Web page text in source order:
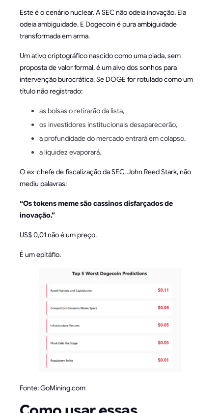
Este é o cenário nuclear. A SEC não odeia inovação. Ela
odeia ambiguidade. E Dogecoin é pura ambiguidade
transformada em arma.
Um ativo criptográfico nascido como uma piada, sem
proposta de valor formal, é um alvo dos sonhos para
intervenção burocrática. Se DOGE for rotulado como um
título não registrado:
as bolsas o retirarão da lista,
os investidores institucionais desaparecerão,
a profundidade do mercado entrará em colapso,
a liquidez evaporará.
O ex-chefe de fiscalização da SEC, John Reed Stark, não
mediu palavras:
“Os tokens meme são cassinos disfarçados de
inovação.”
US$ 0,01 não é um preço.
É um epitáfio.
Fonte: GoMining.com